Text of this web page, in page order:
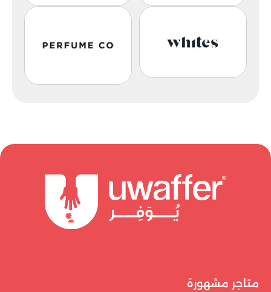
متاجر مشهورة